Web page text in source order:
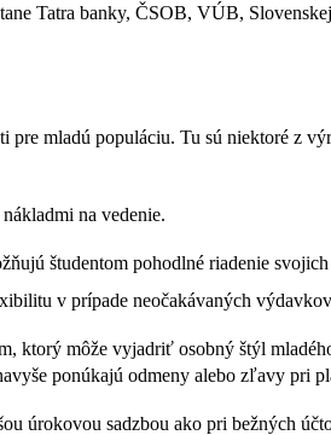
Tatra banky, ČSOB, VÚB,
pre mladú populáciu. Tu sú niektoré z
na vedenie.
študentom pohodlné riadenie
v prípade neočakávaných
ktorý môže vyjadriť osobný štýl
ponúkajú odmeny alebo zľavy pri
úrokovou sadzbou ako pri bežných